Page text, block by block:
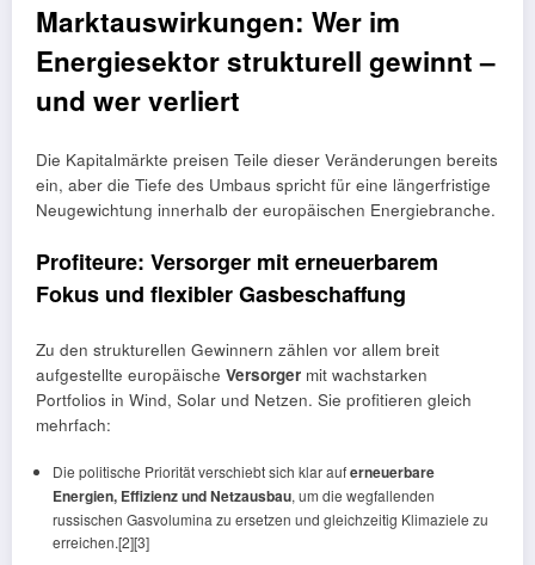
Marktauswirkungen: Wer im
Energiesektor strukturell gewinnt –
und wer verliert
Die Kapitalmärkte preisen Teile dieser Veränderungen bereits
ein, aber die Tiefe des Umbaus spricht für eine längerfristige
Neugewichtung innerhalb der europäischen Energiebranche.
Profiteure: Versorger mit erneuerbarem
Fokus und flexibler Gasbeschaffung
Zu den strukturellen Gewinnern zählen vor allem breit
aufgestellte europäische Versorger mit wachstarken
Portfolios in Wind, Solar und Netzen. Sie profitieren gleich
mehrfach:
Die politische Priorität verschiebt sich klar auferneuerbare
Energien, Effizienz und Netzausbau, um die wegfallenden
russischen Gasvolumina zu ersetzen und gleichzeitig Klimaziele zu
erreichen.[2][3]